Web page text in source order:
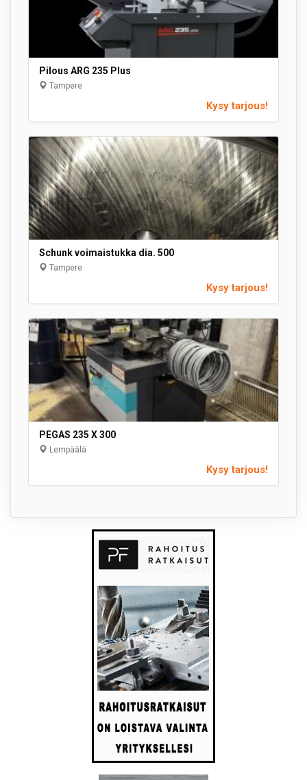
Pilous ARG 235 Plus
Tampere
Kysy tarjous!
Schunk voimaistukka dia. 500
Tampere
Kysy tarjous!
PEGAS 235 X 300
Lempäälä
Kysy tarjous!